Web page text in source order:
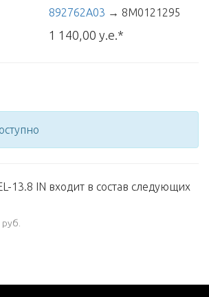
892762A03 → 8M0121295
1 140,00 у.е.*
13.8 IN входит в состав следующих